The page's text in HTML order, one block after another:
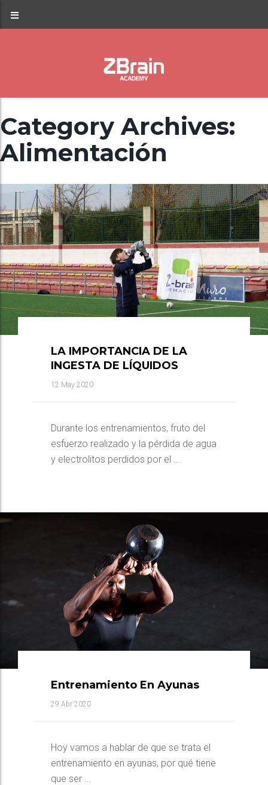
Category Archives:
Alimentación
LA IMPORTANCIA DE LA
INGESTA DE LÍQUIDOS
12 May 2020
Durante los entrenamientos, fruto del
esfuerzo realizado y la pérdida de agua
y electrolitos perdidos por el ...
Entrenamiento En Ayunas
29 Abr 2020
Hoy vamos a hablar de que se trata el
entrenamiento en ayunas, por qué tiene
que ser ...